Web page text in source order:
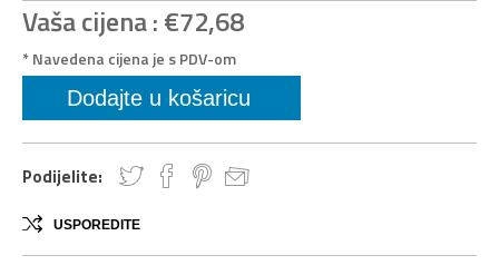
Vaša cijena :€72,68
* Navedena cijena je s PDV-om
Podijelite:
USPOREDITE